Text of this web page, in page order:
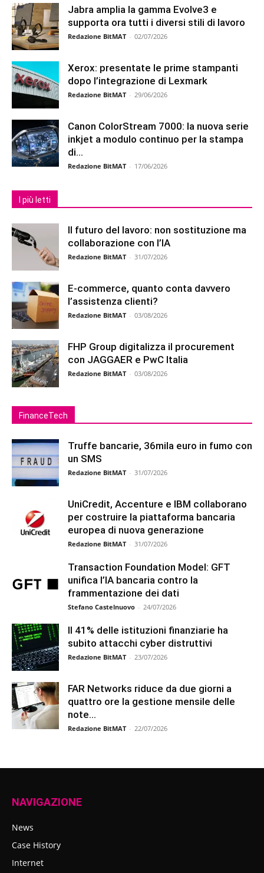
Jabra amplia la gamma Evolve3 e
supporta ora tutti i diversi stili di lavoro
Redazione BitMAT - 02/07/2026
Xerox: presentate le prime stampanti
dopo l’integrazione di Lexmark
Redazione BitMAT - 29/06/2026
Canon ColorStream 7000: la nuova serie
inkjet a modulo continuo per la stampa
di...
Redazione BitMAT - 17/06/2026
I più letti
Il futuro del lavoro: non sostituzione ma
collaborazione con l’IA
Redazione BitMAT - 31/07/2026
E-commerce, quanto conta davvero
l’assistenza clienti?
Redazione BitMAT - 03/08/2026
FHP Group digitalizza il procurement
con JAGGAER e PwC Italia
Redazione BitMAT - 03/08/2026
FinanceTech
Truffe bancarie, 36mila euro in fumo con
un SMS
Redazione BitMAT - 31/07/2026
UniCredit, Accenture e IBM collaborano
per costruire la piattaforma bancaria
europea di nuova generazione
Redazione BitMAT - 31/07/2026
Transaction Foundation Model: GFT
unifica l’IA bancaria contro la
frammentazione dei dati
Stefano Castelnuovo - 24/07/2026
Il 41% delle istituzioni finanziarie ha
subito attacchi cyber distruttivi
Redazione BitMAT - 23/07/2026
FAR Networks riduce da due giorni a
quattro ore la gestione mensile delle
note...
Redazione BitMAT - 22/07/2026
NAVIGAZIONE
News
Case History
Internet